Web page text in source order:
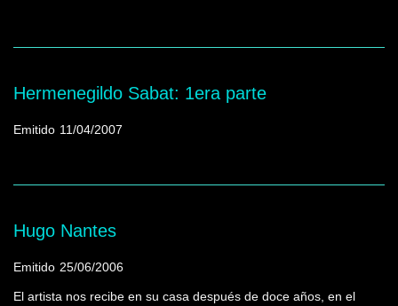
Hermenegildo Sabat: 1era parte
Emitido 11/04/2007
Hugo Nantes
Emitido 25/06/2006
El artista nos recibe en su casa después de doce años, en el